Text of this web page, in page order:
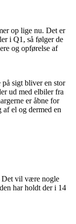
op lige nu. Det er
i Q1, så følger de
og opførelse af
sigt bliver en stor
ud med elbiler fra
er åbne for
af el og dermed en
Det vil være nogle
har holdt der i 14